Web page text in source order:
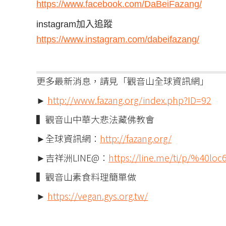
https://www.facebook.com/DaBeiFazang/
instagram加入追蹤
https://www.instagram.com/dabeifazang/
更多最新消息，請見「觀音山全球資訊網」
► http://www.fazang.org/index.php?ID=92
▍觀音山中華大悲法藏佛教會
►全球資訊網： http://fazang.org/
►吉祥洲LINE@： https://line.me/ti/p/
▍觀音山素食料理簡單做
► https://vegan.gys.org.tw/